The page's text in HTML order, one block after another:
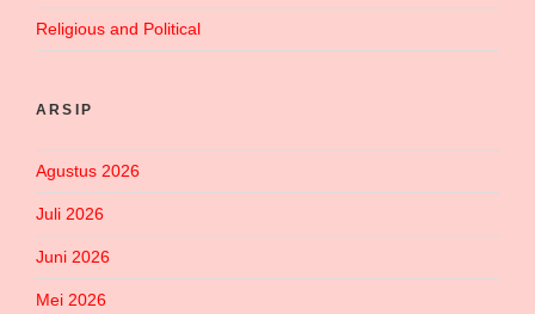
Religious and Political
ARSIP
Agustus 2026
Juli 2026
Juni 2026
Mei 2026